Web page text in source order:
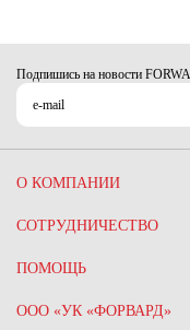
Подпишись на новости
О КОМПАНИИ
СОТРУДНИЧЕСТВО
ПОМОЩЬ
ООО «УК «ФОРВАРД»